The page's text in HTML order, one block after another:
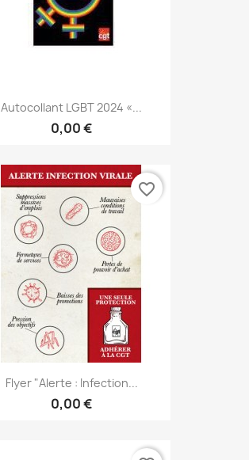
Autocollant LGBT 2024 «...
0,00 €
Flyer "Alerte : Infection...
0,00 €
favorite_border